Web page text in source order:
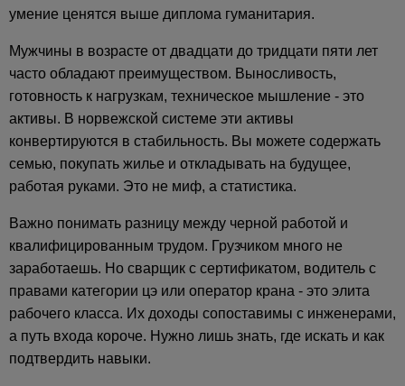
умение ценятся выше диплома гуманитария.
Мужчины в возрасте от двадцати до тридцати пяти лет
часто обладают преимуществом. Выносливость,
готовность к нагрузкам, техническое мышление - это
активы. В норвежской системе эти активы
конвертируются в стабильность. Вы можете содержать
семью, покупать жилье и откладывать на будущее,
работая руками. Это не миф, а статистика.
Важно понимать разницу между черной работой и
квалифицированным трудом. Грузчиком много не
заработаешь. Но сварщик с сертификатом, водитель с
правами категории цэ или оператор крана - это элита
рабочего класса. Их доходы сопоставимы с инженерами,
а путь входа короче. Нужно лишь знать, где искать и как
подтвердить навыки.